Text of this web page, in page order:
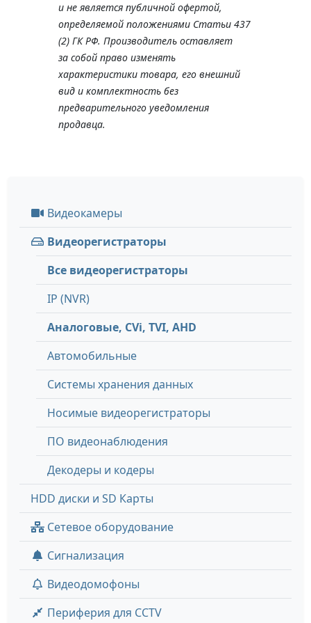
и не является публичной офертой,
определяемой положениями Статьи 437
(2) ГК РФ. Производитель оставляет
за собой право изменять
характеристики товара, его внешний
вид и комплектность без
предварительного уведомления
продавца.
Видеокамеры
Видеорегистраторы
Все видеорегистраторы
IP (NVR)
Аналоговые, СVi, TVI, AHD
Автомобильные
Системы хранения данных
Носимые видеорегистраторы
ПО видеонаблюдения
Декодеры и кодеры
HDD диски и SD Карты
Сетевое оборудование
Сигнализация
Видеодомофоны
Периферия для CCTV